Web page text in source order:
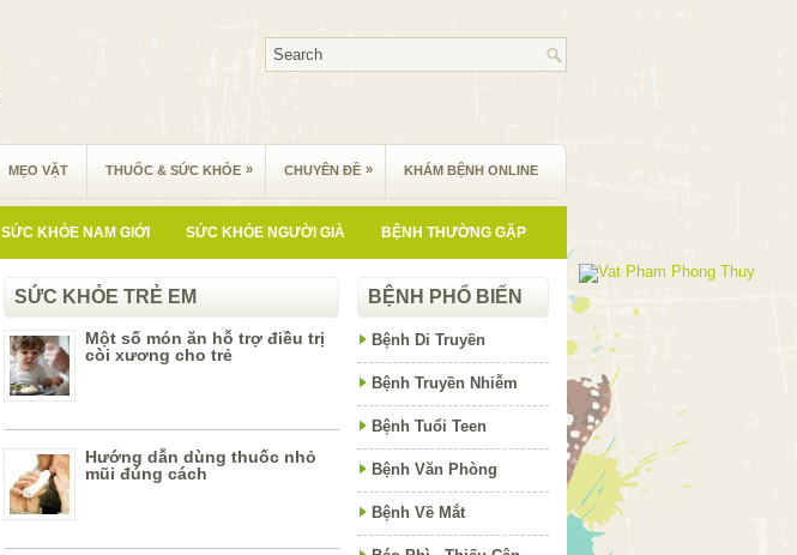
MẸO VẶT THUỐC & SỨC KHỎE » CHUYÊN ĐỀ » KHÁM BỆNH ONLINE
SỨC KHỎE NAM GIỚI SỨC KHỎE NGƯỜI GIÀ BỆNH THƯỜNG GẶP
SỨC KHỎE TRẺ EM
Một số món ăn hỗ trợ điều trị
còi xương cho trẻ
Hướng dẫn dùng thuốc nhỏ
mũi đúng cách
BỆNH PHỔ BIẾN
Bệnh Di Truyền
Bệnh Truyền Nhiễm
Bệnh Tuổi Teen
Bệnh Văn Phòng
Bệnh Về Mắt